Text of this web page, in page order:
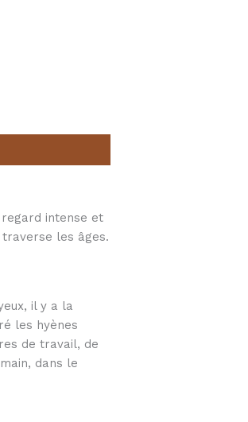
intense et
les âges.
il y a la
les hyènes
de travail, de
dans le